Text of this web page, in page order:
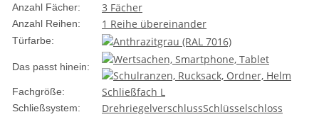
Anzahl Fächer: 3 Fächer
Anzahl Reihen: 1 Reihe übereinander
Türfarbe:
Das passt hinein:
Fachgröße: Schließfach L
Schließsystem: DrehriegelverschlussSchlüsselschloss